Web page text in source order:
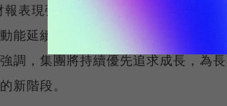
報表現強勢，董事長暨執行長李小冬
能延續至第二季，三大事業皆展現
調，集團將持續優先追求成長，為
新階段。